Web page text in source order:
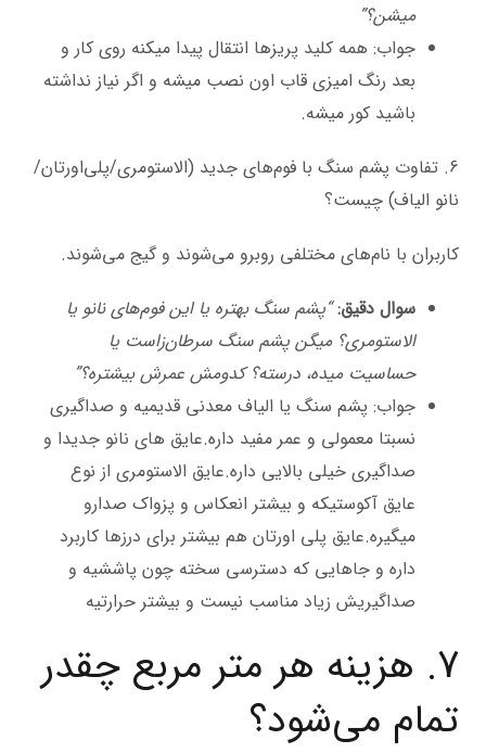
میشن؟”
جواب: همه کلید پریزها انتقال پیدا میکنه روی کار و
بعد رنگ امیزی قاب اون نصب میشه و اگر نیاز نداشته
باشید کور میشه.
6. تفاوت پشم سنگ با فوم‌های جدید (الاستومری/پلی‌اورتان/
نانو الیاف) چیست؟
کاربران با نام‌های مختلفی روبرو می‌شوند و گیج می‌شوند.
سوال دقیق: “پشم سنگ بهتره یا این فوم‌های نانو یا
الاستومری؟ میگن پشم سنگ سرطان‌زاست یا
حساسیت میده، درسته؟ کدومش عمرش بیشتره؟”
جواب: پشم سنگ یا الیاف معدنی قدیمیه و صداگیری
نسبتا معمولی و عمر مفید داره.عایق های نانو جدیدا و
صداگیری خیلی بالایی داره.عایق الاستومری از نوع
عایق آکوستیکه و بیشتر انعکاس و پزواک صدارو
میگیره.عایق پلی اورتان هم بیشتر برای درزها کاربرد
داره و جاهایی که دسترسی سخته چون پاششیه و
صداگیریش زیاد مناسب نیست و بیشتر حرارتیه
7. هزینه هر متر مربع چقدر
تمام می‌شود؟